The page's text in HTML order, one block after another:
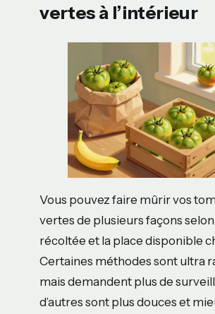
vertes à l’intérieur
Vous pouvez faire mûrir vos
vertes de plusieurs façons
récoltée et la place disponible
Certaines méthodes sont ultra
mais demandent plus de
d’autres sont plus douces et